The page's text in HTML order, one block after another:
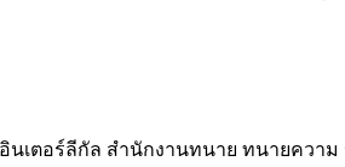
นเตอร์ลีกัล สำนักงานทนาย ทนายควา